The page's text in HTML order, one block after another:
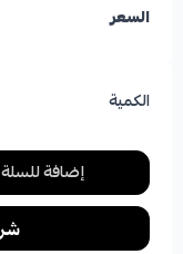
السعر
الكمية
إضافة للسلة